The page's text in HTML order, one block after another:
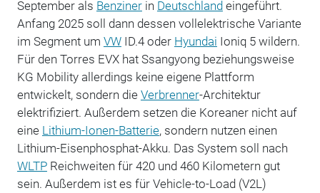
September als Benzinerin Deutschlandeingeführt.
Anfang 2025 soll dann dessen vollelektrische Variante
im Segment um VWID.4 oder Hyundai Ioniq 5 wildern.
Für den Torres EVX hat Ssangyong beziehungsweise
KG Mobility allerdings keine eigene Plattform
entwickelt, sondern die Verbrenner-Architektur
elektrifiziert. Außerdem setzen die Koreaner nicht auf
eine Lithium-Ionen-Batterie, sondern nutzen einen
Lithium-Eisenphosphat-Akku. Das System soll nach
WLTPReichweiten für 420 und 460 Kilometern gut
sein. Außerdem ist es für Vehicle-to-Load (V2L)